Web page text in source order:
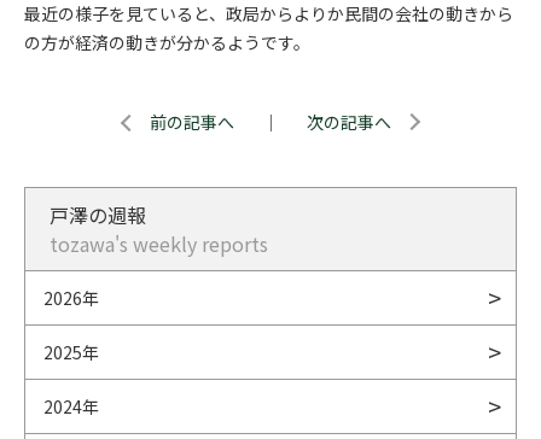
最近の様子を見ていると、政局からよりか民間の会社の動きから
の方が経済の動きが分かるようです。
前の記事へ ｜ 次の記事へ
戸澤の週報
tozawa's weekly reports
2026年
2025年
2024年